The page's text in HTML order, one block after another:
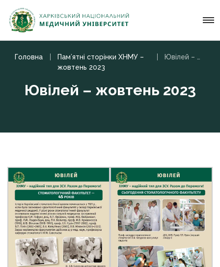
Головна
Пам’ятні сторінки ХНМУ –
жовтень 2023
Ювілей – жовтень 2023